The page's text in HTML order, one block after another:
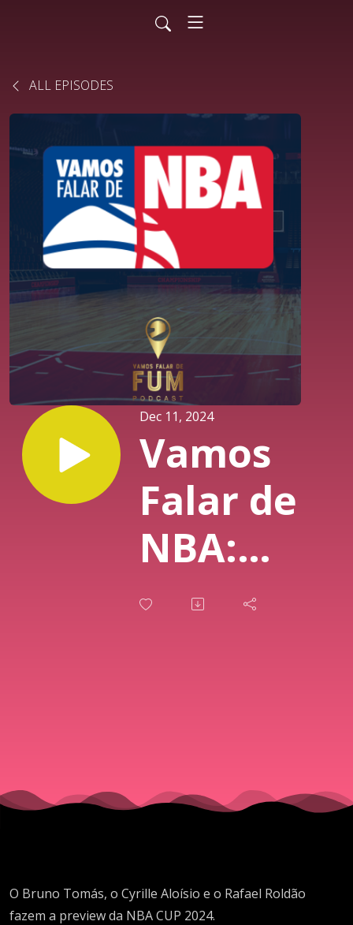
ALL EPISODES
Dec 11, 2024
Vamos
Falar de
NBA:
NBA
O Bruno Tomás, o Cyrille Aloísio e o Rafael Roldão
fazem a preview da NBA CUP 2024.